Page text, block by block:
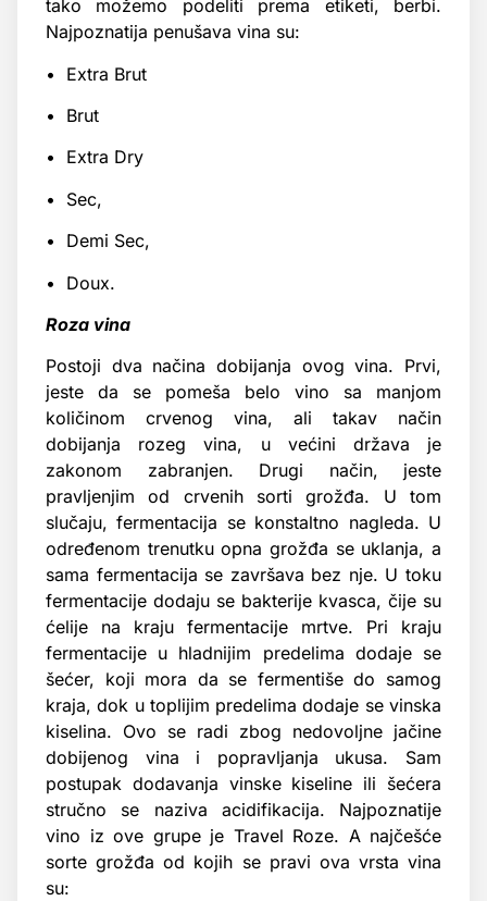
tako možemo podeliti prema etiketi, berbi.
Najpoznatija penušava vina su:
• Extra Brut
• Brut
• Extra Dry
• Sec,
• Demi Sec,
• Doux.
Roza vina
Postoji dva načina dobijanja ovog vina. Prvi,
jeste da se pomeša belo vino sa manjom
količinom crvenog vina, ali takav način
dobijanja rozeg vina, u većini država je
zakonom zabranjen. Drugi način, jeste
pravljenjim od crvenih sorti grožđa. U tom
slučaju, fermentacija se konstaltno nagleda. U
određenom trenutku opna grožđa se uklanja, a
sama fermentacija se završava bez nje. U toku
fermentacije dodaju se bakterije kvasca, čije su
ćelije na kraju fermentacije mrtve. Pri kraju
fermentacije u hladnijim predelima dodaje se
šećer, koji mora da se fermentiše do samog
kraja, dok u toplijim predelima dodaje se vinska
kiselina. Ovo se radi zbog nedovoljne jačine
dobijenog vina i popravljanja ukusa. Sam
postupak dodavanja vinske kiseline ili šećera
stručno se naziva acidifikacija. Najpoznatije
vino iz ove grupe je Travel Roze. A najčešće
sorte grožđa od kojih se pravi ova vrsta vina
su: